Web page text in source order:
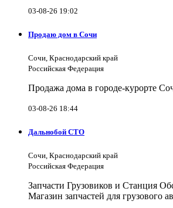
03-08-26 19:02
Продаю дом в Сочи
Сочи, Краснодарский край
Российская Федерация
Продажа дома в городе-курорте
03-08-26 18:44
Дальнобой СТО
Сочи, Краснодарский край
Российская Федерация
Запчасти Грузовиков и Станция
Магазин запчастей для грузового